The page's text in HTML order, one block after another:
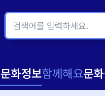
문화정보함께해요문